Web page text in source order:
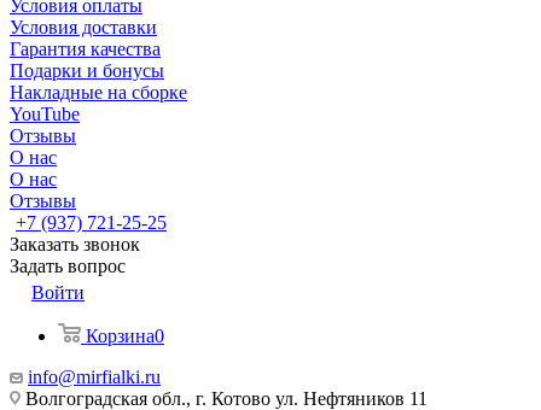
Условия оплаты
Условия доставки
Гарантия качества
Подарки и бонусы
Накладные на сборке
YouTube
Отзывы
О нас
О нас
Отзывы
+7 (937) 721-25-25
Заказать звонок
Задать вопрос
Войти
Корзина0
info@mirfialki.ru
Волгоградская обл., г. Котово ул. Нефтяников 11